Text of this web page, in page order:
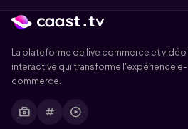
La plateforme de live commerce et vidéo
interactive qui transforme l'expérience e-
commerce.
business_center tag play_circle